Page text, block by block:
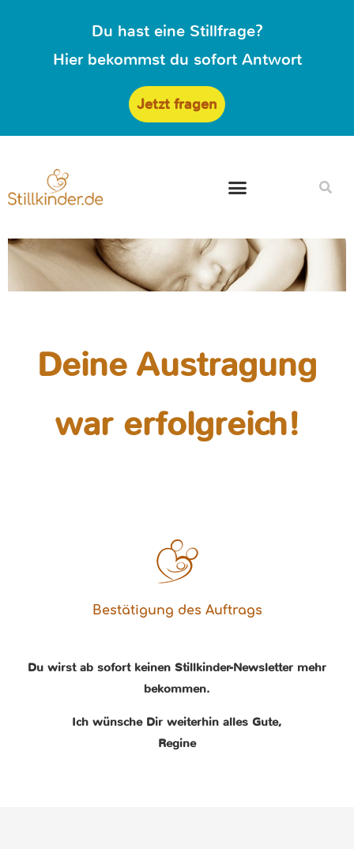
Du hast eine Stillfrage?
Hier bekommst du sofort Antwort
Jetzt fragen
Deine Austragung
war erfolgreich!
Bestätigung des Auftrags
Du wirst ab sofort keinen Stillkinder-Newsletter mehr
bekommen.
Ich wünsche Dir weiterhin alles Gute,
Regine